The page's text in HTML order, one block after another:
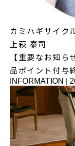
カミハギサイク
上萩 泰司
【重要なお知
品ポイント付与
INFORMATION